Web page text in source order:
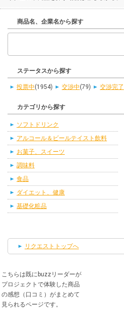
商品名、企業名から探す
ステータスから探す
投票中(1954) 交渉中(79) 交渉完了
カテゴリから探す
ソフトドリンク
アルコール＆ビールテイスト飲料
お菓子、スイーツ
調味料
食品
ダイエット、健康
基礎化粧品
リクエストトップへ
こちらは既にbuzzリーダーが
プロジェクトで体験した商品
の感想（口コミ）がまとめて
見られるページです。